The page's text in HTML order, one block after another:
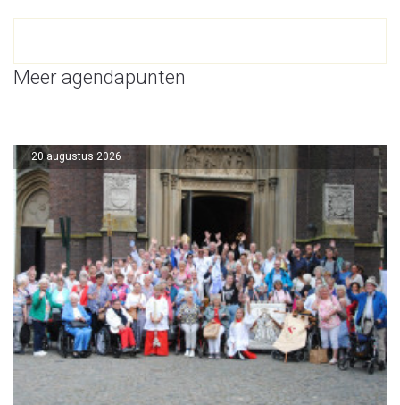
Meer agendapunten
20 augustus 2026